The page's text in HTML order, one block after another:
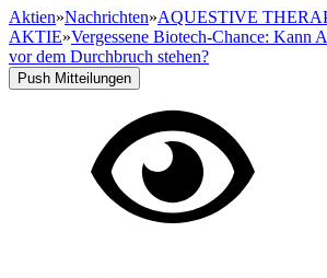
Aktien»Nachrichten»AQUESTIVE
AKTIE»Vergessene Biotech-Chance: Kann
vor dem Durchbruch stehen?
Push Mitteilungen